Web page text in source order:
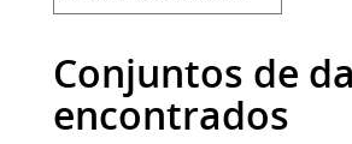
Conjuntos de
encontrados